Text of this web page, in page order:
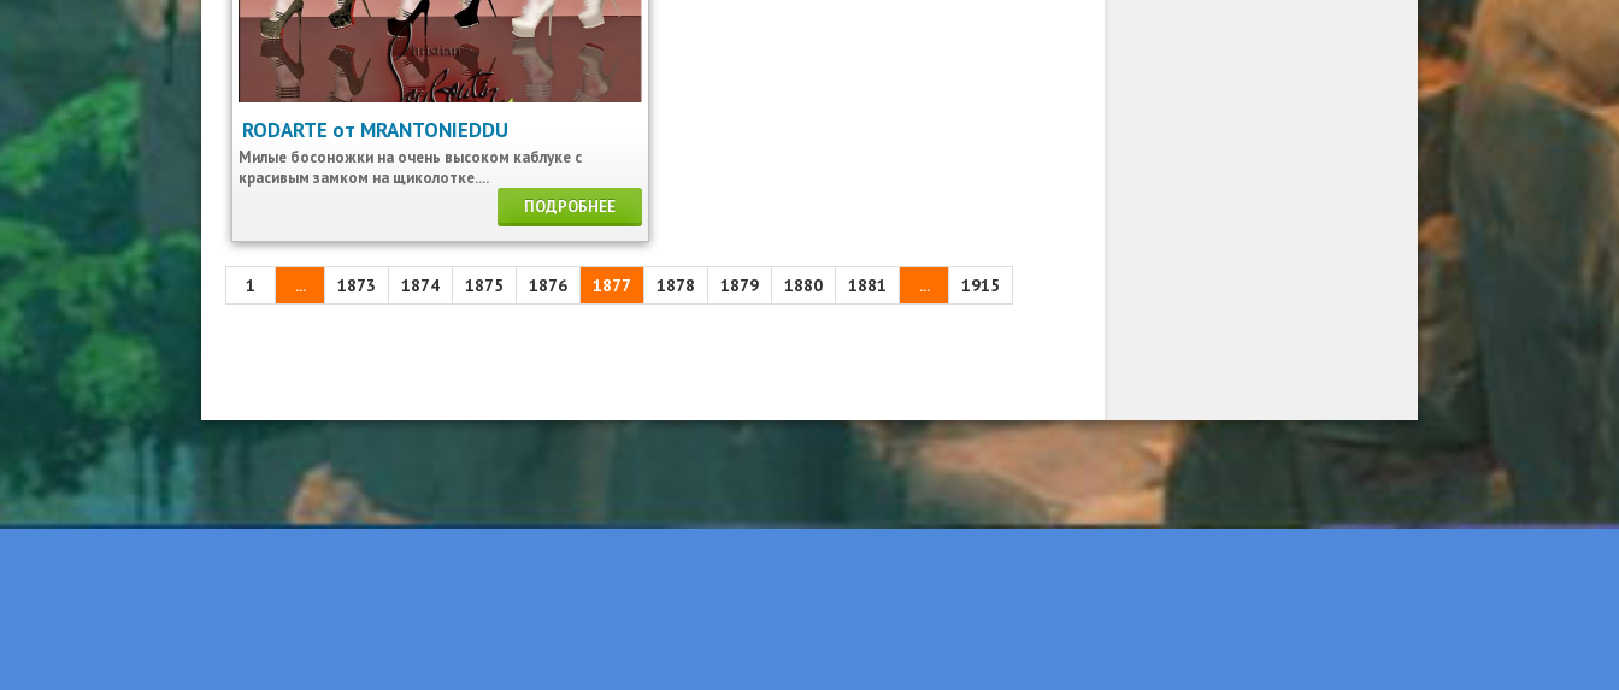
RODARTE от MRANTONIEDDU
Милые босоножки на очень высоком каблуке с
красивым замком на щиколотке....
ПОДРОБНЕЕ
1 ... 1873 1874 1875 1876 1877 1878 1879 1880 1881 ... 1915